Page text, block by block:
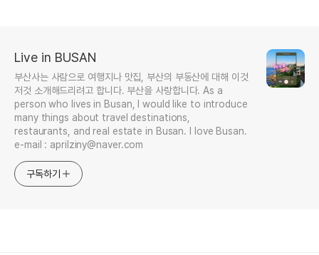
Live in BUSAN
부산사는 사람으로 여행지나 맛집, 부산의 부동산에 대해 이것
저것 소개해드리려고 합니다. 부산을 사랑합니다. As a
person who lives in Busan, I would like to introduce
many things about travel destinations,
restaurants, and real estate in Busan. I love Busan.
e-mail : aprilziny@naver.com
구독하기